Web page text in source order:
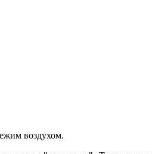
воздухом.